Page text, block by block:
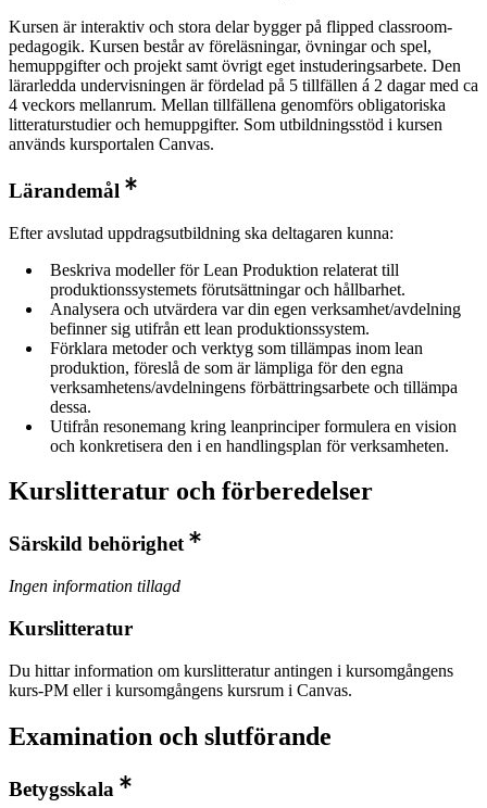
Kursen är interaktiv och stora delar bygger på flipped classroom-
pedagogik. Kursen består av föreläsningar, övningar och spel,
hemuppgifter och projekt samt övrigt eget instuderingsarbete. Den
lärarledda undervisningen är fördelad på 5 tillfällen á 2 dagar med ca
4 veckors mellanrum. Mellan tillfällena genomförs obligatoriska
litteraturstudier och hemuppgifter. Som utbildningsstöd i kursen
används kursportalen Canvas.
Lärandemål
Efter avslutad uppdragsutbildning ska deltagaren kunna:
Beskriva modeller för Lean Produktion relaterat till
produktionssystemets förutsättningar och hållbarhet.
Analysera och utvärdera var din egen verksamhet/avdelning
befinner sig utifrån ett lean produktionssystem.
Förklara metoder och verktyg som tillämpas inom lean
produktion, föreslå de som är lämpliga för den egna
verksamhetens/avdelningens förbättringsarbete och tillämpa
dessa.
Utifrån resonemang kring leanprinciper formulera en vision
och konkretisera den i en handlingsplan för verksamheten.
Kurslitteratur och förberedelser
Särskild behörighet
Ingen information tillagd
Kurslitteratur
Du hittar information om kurslitteratur antingen i kursomgångens
kurs-PM eller i kursomgångens kursrum i Canvas.
Examination och slutförande
Betygsskala